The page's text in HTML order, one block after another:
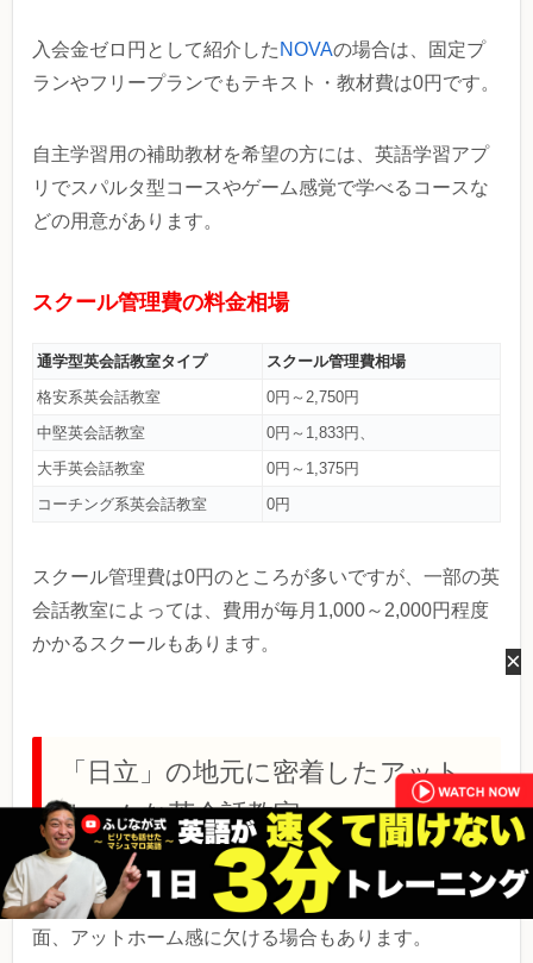
入会金ゼロ円として紹介した NOVAの場合は、固定プ
ランやフリープランでもテキスト・教材費は0円です。
自主学習用の補助教材を希望の方には、英語学習アプ
リでスパルタ型コースやゲーム感覚で学べるコースな
どの用意があります。
スクール管理費の料金相場
通学型英会話教室タイプ スクール管理費相場
格安系英会話教室
0円～2,750円
中堅英会話教室
0円～1,833円、
大手英会話教室
0円～1,375円
コーチング系英会話教室
0円
スクール管理費は0円のところが多いですが、一部の英
会話教室によっては、費用が毎月1,000～2,000円程度
かかるスクールもあります。
「日立」の地元に密着したアット
ホームな英会話教室
大手の英会話学校はシステムなども充実している反
面、アットホーム感に欠ける場合もあります。
×